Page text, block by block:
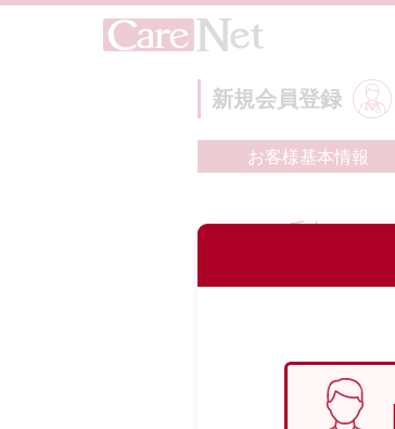
新規会員登録
お客様基本情報
氏名